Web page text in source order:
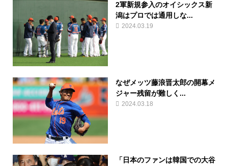
2軍新規参入のオイシックス新
潟はプロでは通用しな...
2024.03.19
なぜメッツ藤浪晋太郎の開幕メ
ジャー残留が難しく...
2024.03.18
「日本のファンは韓国での大谷